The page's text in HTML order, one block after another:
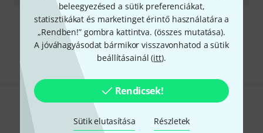
beleegyezésed a sütik preferenciákat,
statisztikákat és marketinget érintő használatára a
„Rendben!” gombra kattintva. (összes mutatása).
A jóváhagyásodat bármikor visszavonhatod a sütik
beállításainál (itt).
Rendicsek!
Sütik elutasítása Részletek
Díjmentes szállítás 79 000 Ft fölött
Minden ár tartalmazza az ÁFÁ-t
Tetszik, amit látsz?